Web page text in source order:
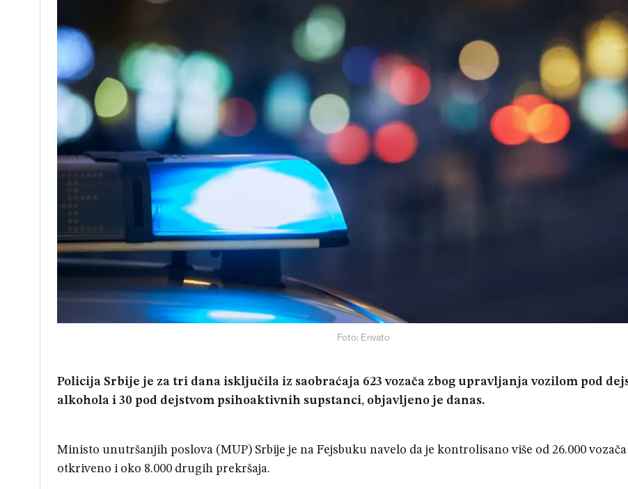
Foto: Envato
Policija Srbije je za tri dana isključila iz saobraćaja 623 vozača zbog upravljanja vozilom pod
alkohola i 30 pod dejstvom psihoaktivnih supstanci, objavljeno je danas.
Ministo unutršanjih poslova (MUP) Srbije je na Fejsbuku navelo da je kontrolisano više od 26.000 vozača
otkriveno i oko 8.000 drugih prekršaja.